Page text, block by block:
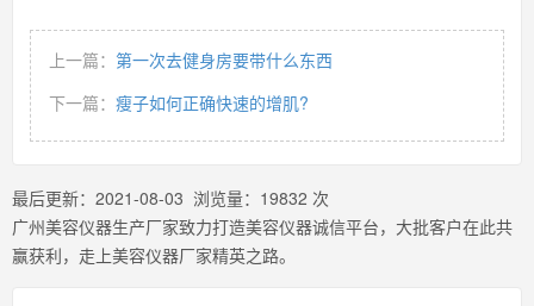
上一篇： 第一次去健身房要带什么东西
下一篇： 瘦子如何正确快速的增肌?
最后更新： 2021-08-03 浏览量： 19832 次
广州美容仪器生产厂家致力打造美容仪器诚信平台，大批客户在此共
赢获利，走上美容仪器厂家精英之路。